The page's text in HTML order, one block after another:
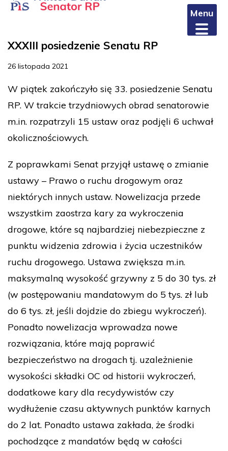
XXXIII posiedzenie Senatu RP
26 listopada 2021
W piątek zakończyło się 33. posiedzenie Senatu
RP. W trakcie trzydniowych obrad senatorowie
m.in. rozpatrzyli 15 ustaw oraz podjęli 6 uchwał
okolicznościowych.
Z poprawkami Senat przyjął ustawę o zmianie
ustawy – Prawo o ruchu drogowym oraz
niektórych innych ustaw. Nowelizacja przede
wszystkim zaostrza kary za wykroczenia
drogowe, które są najbardziej niebezpieczne z
punktu widzenia zdrowia i życia uczestników
ruchu drogowego. Ustawa zwiększa m.in.
maksymalną wysokość grzywny z 5 do 30 tys. zł
(w postępowaniu mandatowym do 5 tys. zł lub
do 6 tys. zł, jeśli dojdzie do zbiegu wykroczeń).
Ponadto nowelizacja wprowadza nowe
rozwiązania, które mają poprawić
bezpieczeństwo na drogach tj. uzależnienie
wysokości składki OC od historii wykroczeń,
dodatkowe kary dla recydywistów czy
wydłużenie czasu aktywnych punktów karnych
do 2 lat. Ponadto ustawa zakłada, że środki
pochodzące z mandatów będą w całości
Menu